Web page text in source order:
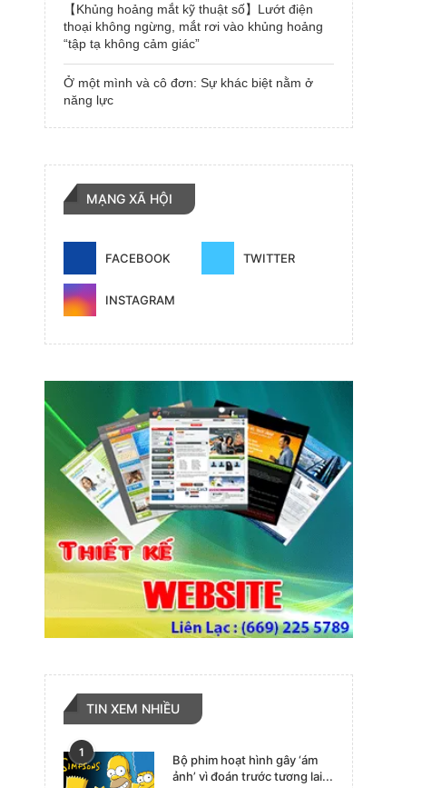
【Khủng hoảng mắt kỹ thuật số】Lướt điện
thoại không ngừng, mắt rơi vào khủng hoảng
“tập tạ không cảm giác”
Ở một mình và cô đơn: Sự khác biệt nằm ở
năng lực
MẠNG XÃ HỘI
FACEBOOK TWITTER
INSTAGRAM
TIN XEM NHIỀU
1
Bộ phim hoạt hình gây ‘ám
ảnh’ vì đoán trước tương lai...